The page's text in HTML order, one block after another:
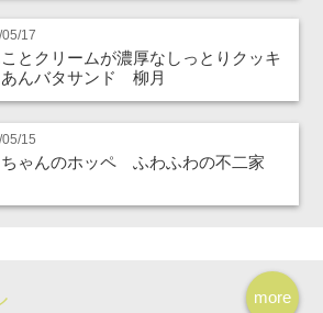
17
とクリームが濃厚なしっとりクッキ
んバタサンド 柳月
15
ゃんのホッペ ふわふわの不二家
more